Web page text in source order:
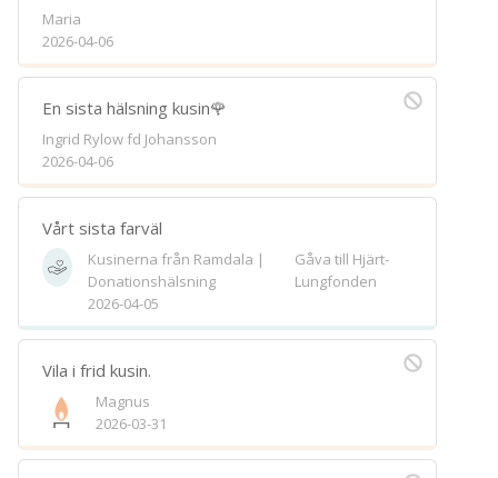
Maria
2026-04-06
En sista hälsning kusin🌹
Ingrid Rylow fd Johansson
2026-04-06
Vårt sista farväl
Kusinerna från Ramdala |
Donationshälsning
2026-04-05
Gåva till Hjärt-
Lungfonden
Vila i frid kusin.
Magnus
2026-03-31